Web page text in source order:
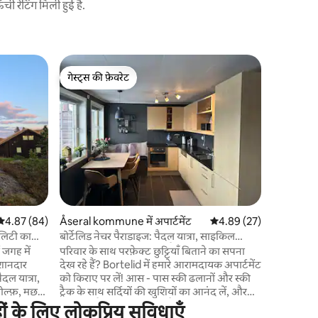
रेटिंग मिली हुई है.
रेटिंग 5 में से 4.87, 84 समीक्षाएँ
4.87 (84)
का
जगह में
यात्रा,
मछली
सर्दियों
गेस्ट्स की फ़ेवरेट
गेस्ट्स की फ़ेवरेट
Åseral kommune में अपार्टमेंट औसत रेटिंग 5 में से 4.89,
4.89 (27)
बोर्टेलिड नेचर पैराडाइज: पैदल यात्रा, साइकिल
चलाना, मछली पकड़ना और तैरना
परिवार के साथ परफ़ेक्ट छुट्टियाँ बिताने का सपना
देख रहे हैं? Bortelid में हमारे आरामदायक अपार्टमेंट
को किराए पर लें! आस - पास स्की ढलानों और स्की
ट्रैक के साथ सर्दियों की खुशियों का आनंद लें, और
गर्मियों में तैराकी क्षेत्र में थोड़ी पैदल दूरी पर। आधुनिक
के लिए लोकप्रिय सुविधाएँ